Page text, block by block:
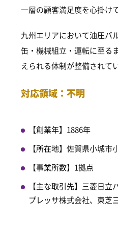
一層の顧客満足度を心掛け
九州エリアにおいて油圧バ
缶・機械組立・運転に至る
えられる体制が整備されて
対応領域：不明
【創業年】1886年
【所在地】佐賀県小城
【事業所数】1拠点
【主な取引先】三菱日
プレッサ株式会社、東芝